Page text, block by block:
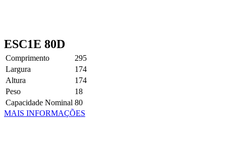
ESC1E 80D
Comprimento
295
Largura
174
Altura
174
Peso
18
Capacidade Nominal 80
MAIS INFORMAÇÕES